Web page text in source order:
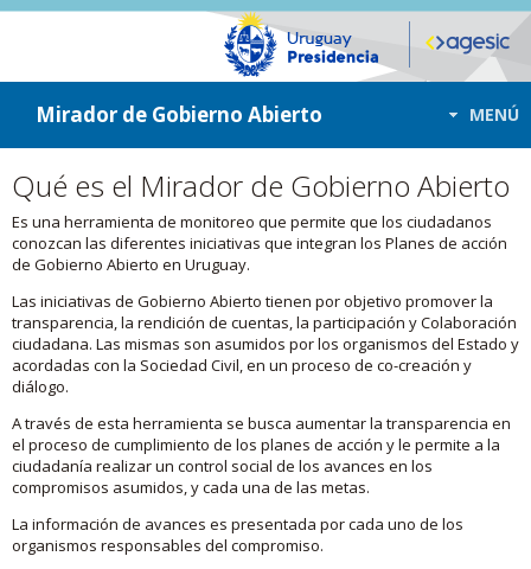
ir a contenido
ir al menú
Mirador de Gobierno Abierto MENÚ
Qué es el Mirador de Gobierno Abierto
Es una herramienta de monitoreo que permite que los ciudadanos
conozcan las diferentes iniciativas que integran los Planes de acción
de Gobierno Abierto en Uruguay.
Las iniciativas de Gobierno Abierto tienen por objetivo promover la
transparencia, la rendición de cuentas, la participación y Colaboración
ciudadana. Las mismas son asumidos por los organismos del Estado y
acordadas con la Sociedad Civil, en un proceso de co-creación y
diálogo.
A través de esta herramienta se busca aumentar la transparencia en
el proceso de cumplimiento de los planes de acción y le permite a la
ciudadanía realizar un control social de los avances en los
compromisos asumidos, y cada una de las metas.
La información de avances es presentada por cada uno de los
organismos responsables del compromiso.